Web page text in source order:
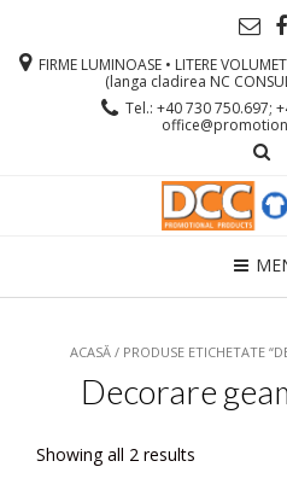
FIRME LUMINOASE • LITERE
(langa cladirea NC
Tel.: +40 730 750.697;
ACASĂ/ PRODUSE ETICHETATE
Decorare
Showing all 2 results